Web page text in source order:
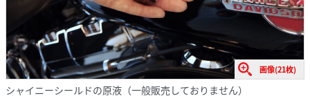
画像(21枚)
シャイニーシールドの原液（一般販売しておりません）